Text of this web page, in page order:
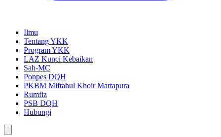
Ilmu
Tentang YKK
Program YKK
LAZ Kunci Kebaikan
Sah-MC
Ponpes DQH
PKBM Miftahul Khoir Martapura
Rumfiz
PSB DQH